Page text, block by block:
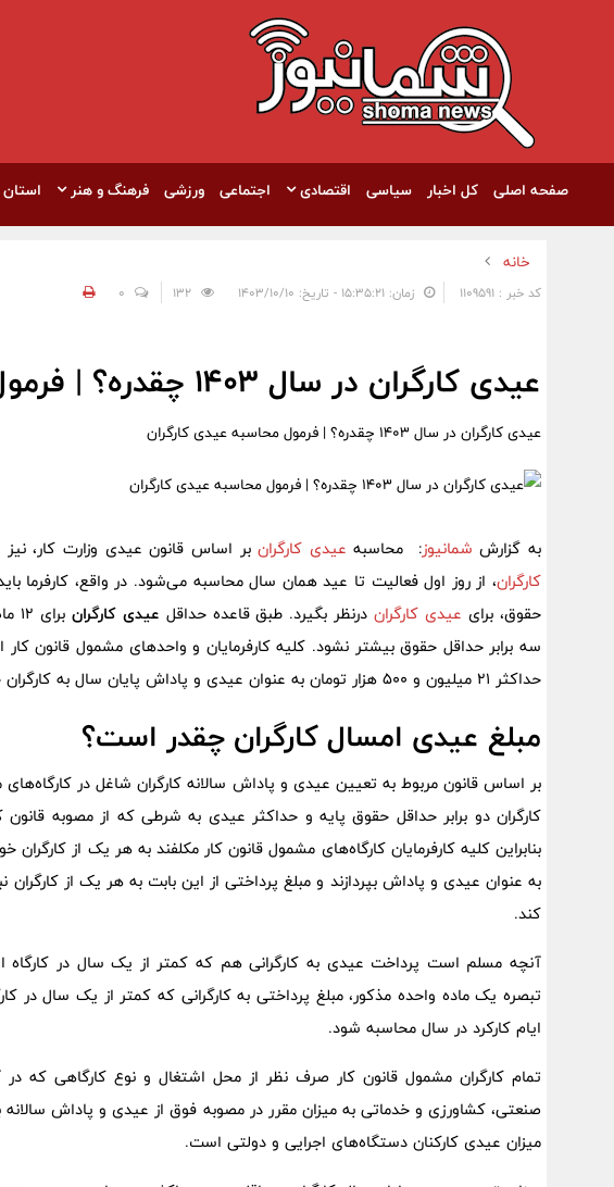
صفحه اصلی کل اخبار سیاسی اقتصادی اجتماعی ورزشی فرهنگ و هنر
خانه
کد خبر : 1109591 زمان: ۱۵:۳۵:۲۱ - تاریخ: ۱۴۰۳/۱۰/۱۰ 0
عیدی کارگران در سال ۱۴۰۳ چقدره؟ | فرمول محاسبه عیدی کارگران
عیدی کارگران در سال ۱۴۰۳ چقدره؟ | فرمول محاسبه عیدی کارگران
به گزارش شمانیوز: محاسبه عیدی کارگرانبر اساس قانون عیدی وزارت کار، نیز
کارگران
حقوق، برای عیدی کارگراندرنظر بگیرد. طبق قاعده حداقل عیدی کارگران
حداکثر ۲۱ میلیون و ۵۰۰ هزار تومان به عنوان عیدی و پاداش پایان سال به کارگران خود پرداخت کنند.
مبلغ عیدی امسال کارگران چقدر است؟
کارگران دو برابر حداقل حقوق پایه و حداکثر عیدی به شرطی که از مصوبه قانون
کند.
آنچه مسلم است پرداخت عیدی به کارگرانی هم که کمتر از یک سال در کارگاه‌
ایام کارکرد در سال محاسبه شود.
تمام کارگران مشمول قانون کار صرف نظر از محل اشتغال و نوع کارگاهی که
صنعتی، کشاورزی و خدماتی به میزان مقرر در مصوبه فوق از عیدی و پاداش سالانه
میزان عیدی کارکنان دستگاه‌های اجرایی و دولتی است.